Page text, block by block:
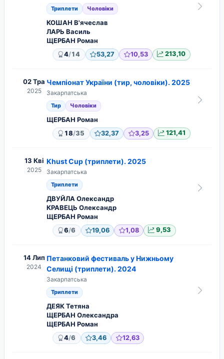
Триплети Чоловіки
КОШАН В'ячеслав
ЛАРЬ Василь
ЩЕРБАН Роман
4/14 53,27 10,53 213,10
02 Тра
2025
Чемпіонат України (тир, чоловіки). 2025
Закарпатська
Тир Чоловіки
ЩЕРБАН Роман
18/35 32,37 3,25 121,41
13 Кві
2025
Khust Cup (триплети). 2025
Закарпатська
Триплети
ДВУЙЛА Олександр
КРАВЕЦЬ Олександр
ЩЕРБАН Роман
6/6 19,06 1,08 9,53
14 Лип
2024
Петанковий фестиваль у Нижньому
Селищі (триплети). 2024
Закарпатська
Триплети
ДЕЯК Тетяна
ЩЕРБАН Олександра
ЩЕРБАН Роман
4/6 3,46 12,63